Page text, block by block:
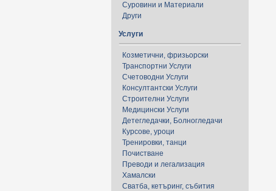
Суровини и Материали
Други
Услуги
Козметични, фризьорски
Транспортни Услуги
Счетоводни Услуги
Консултантски Услуги
Строителни Услуги
Медицински Услуги
Детегледачки, Болногледачи
Курсове, уроци
Тренировки, танци
Почистване
Преводи и легализация
Хамалски
Сватба, кетъринг, събития